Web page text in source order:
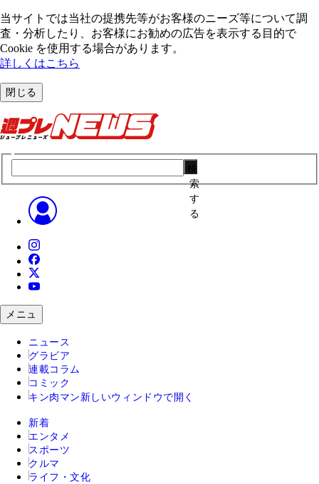
当サイトでは当社の提携先等がお客様のニーズ等について調
査・分析したり、お客様にお勧めの広告を表⽰する⽬的で
Cookie を使⽤する場合があります。
詳しくはこちら
閉じる
索
す
る
メニュ
ニュース
グラビア
連載コラム
コミック
キン肉マン 新しいウィンドウで開く
新着
エンタメ
スポーツ
クルマ
ライフ・文化